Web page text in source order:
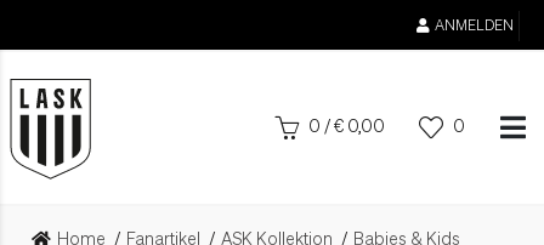
ANMELDEN
0 /€ 0,00 0
Home Fanartikel ASK Kollektion Babies & Kids